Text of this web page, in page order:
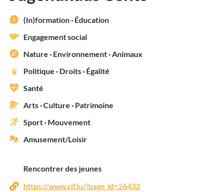
(In)formation · Éducation
Engagement social
Nature · Environnement · Animaux
Politique · Droits · Égalité
Santé
Arts · Culture · Patrimoine
Sport · Mouvement
Amusement/Loisir
Rencontrer des jeunes
https://www.cjf.lu/?page_id=26432